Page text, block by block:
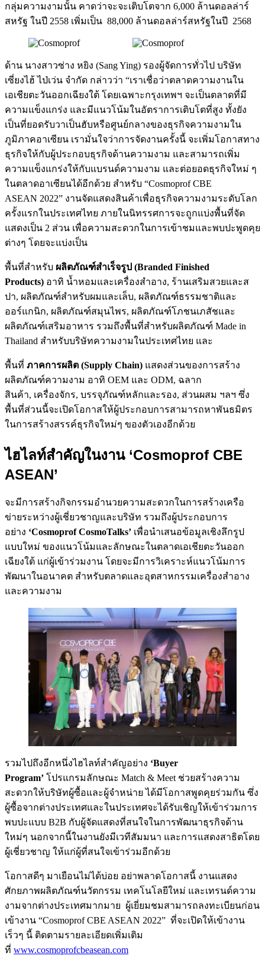
กลุ่มความงามนั้น คาดว่าจะจะเติบโตจาก 6,000 ล้านดอลล่าร์
สหรัฐ ในปี 2558 เพิ่มเป็น 88,000 ล้านดอลล่าร์สหรัฐในปี 2568
ด้าน นางสาวซ่าง หยิง (Sang Ying) รองผู้จัดการทั่วไป บริษัท
เซี่ยงไฮ้ ไป่เว่น จำกัด กล่าวว่า “เราเชื่อว่าตลาดความงานใน
เอเชียตะวันออกเฉียงใต้ โดยเฉพาะกรุงเทพฯ จะเป็นตลาดที่มี
ความแข็งแกร่ง และมีแนวโน้มในอัตราการเติบโตที่สูง ทั้งยัง
เป็นที่ยอดรับวาเป็นฮับหรือศูนย์กลางของธุรกิจความงามใน
ภูมิภาคอาเซียน เรามั่นใจว่าการจัดงานครั้งนี้ จะเพิ่มโอกาสทาง
ธุรกิจให้กับผู้ประกอบธุรกิจด้านความงาม และสามารถเพิ่ม
ความแข็งแกร่งให้กับแบรนด์ความงาม และต่อยอดธุรกิจใหม่ ๆ
ในตลาดอาเซียนได้อีกด้วย สำหรับ “Cosmoprof CBE
ASEAN 2022” งานจัดแสดงสินค้าเพื่อธุรกิจความงามระดับโลก
ครั้งแรกในประเทศไทย ภายในนิทรรศการจะถูกแบ่งพื้นที่จัด
แสดงเป็น 2 ส่วน เพื่อความสะดวกในการเข้าชมและพบปะพูดคุย
ต่างๆ โดยจะแบ่งเป็น
พื้นที่สำหรับ ผลิตภัณฑ์สำเร็จรูป (Branded Finished
Products) อาทิ น้ำหอมและเครื่องสำอาง, ร้านเสริมสวยและส
ปา, ผลิตภัณฑ์สำหรับผมและเล็บ, ผลิตภัณฑ์ธรรมชาติและ
ออร์แกนิก, ผลิตภัณฑ์สมุนไพร, ผลิตภัณฑ์โภชนเภสัชและ
ผลิตภัณฑ์เสริมอาหาร รวมถึงพื้นที่สำหรับผลิตภัณฑ์ Made in
Thailand สำหรับบริษัทความงามในประเทศไทย และ
พื้นที่ ภาคการผลิต (Supply Chain) แสดงส่วนของการสร้าง
ผลิตภัณฑ์ความงาม อาทิ OEM และ ODM, ฉลาก
สินค้า, เครื่องจักร, บรรจุภัณฑ์หลักและรอง, ส่วนผสม ฯลฯ ซึ่ง
พื้นที่ส่วนนี้จะเปิดโอกาสให้ผู้ประกอบการสามารถหาพันธมิตร
ในการสร้างสรรค์ธุรกิจใหม่ๆ ของตัวเองอีกด้วย
ไฮไลท์สำคัญในงาน ‘Cosmoprof CBE
ASEAN’
จะมีการสร้างกิจกรรมอำนวยความสะดวกในการสร้างเครือ
ข่ายระหว่างผู้เชี่ยวชาญและบริษัท รวมถึงผู้ประกอบการ
อย่าง ‘Cosmoprof CosmoTalks’ เพื่อนำเสนอข้อมูลเชิงลึกรูป
แบบใหม่ ของแนวโน้มและลักษณะในตลาดเอเชียตะวันออก
เฉียงใต้ แก่ผู้เข้าร่วมงาน โดยจะมีการวิเคราะห์แนวโน้มการ
พัฒนาในอนาคต สำหรับตลาดและอุตสาหกรรมเครื่องสำอาง
และความงาม
รวมไปถึงอีกหนึ่งไฮไลท์สำคัญอย่าง ‘Buyer
Program’ โปรแกรมลักษณะ Match & Meet ช่วยสร้างความ
สะดวกให้บริษัทผู้ซื้อและผู้จำหน่าย ได้มีโอกาสพูดคุยร่วมกัน ซึ่ง
ผู้ซื้อจากต่างประเทศและในประเทศจะได้รับเชิญให้เข้าร่วมการ
พบปะแบบ B2B กับผู้จัดแสดงที่สนใจในการพัฒนาธุรกิจด้าน
ใหม่ๆ นอกจากนี้ในงานยังมีเวทีสัมมนา และการแสดงสาธิตโดย
ผู้เชี่ยวชาญ ให้แก่ผู้ที่สนใจเข้าร่วมอีกด้วย
โอกาสดีๆ มาเยือนไม่ได้บ่อย อย่าพลาดโอกาสนี้ งานแสดง
ศักยภาพผลิตภัณฑ์นวัตกรรม เทคโนโลยีใหม่ และเทรนด์ความ
งามจากต่างประเทศมากมาย ผู้เยี่ยมชมสามารถลงทะเบียนก่อน
เข้างาน “Cosmoprof CBE ASEAN 2022” ที่จะเปิดให้เข้างาน
เร็วๆ นี้ ติดตามรายละเอียดเพิ่มเติม
ที่ www.cosmoprofcbeasean.com